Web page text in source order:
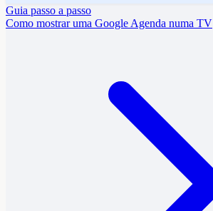
Guia passo a passo
Como mostrar uma Google Agenda numa TV